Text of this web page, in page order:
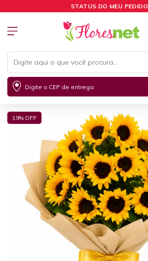
STATUS DO MEU PEDIDO
Digite o CEP de entrega
19% OFF